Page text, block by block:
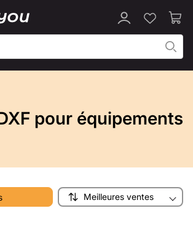
pour équipements
Meilleures ventes